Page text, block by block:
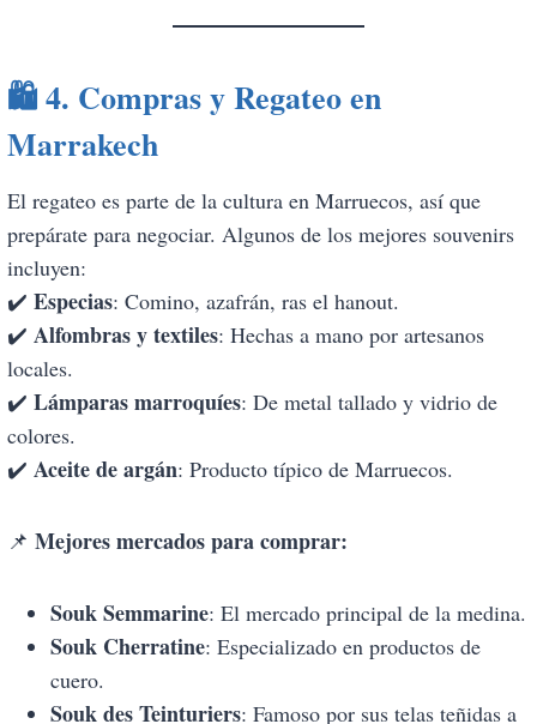
🛍️4. Compras y Regateo en
Marrakech
El regateo es parte de la cultura en Marruecos, así que
prepárate para negociar. Algunos de los mejores souvenirs
incluyen:
✔️Especias: Comino, azafrán, ras el hanout.
✔️ Alfombras y textiles: Hechas a mano por artesanos
locales.
✔️Lámparas marroquíes: De metal tallado y vidrio de
colores.
✔️ Aceite de argán: Producto típico de Marruecos.
📌Mejores mercados para comprar:
Souk Semmarine: El mercado principal de la medina.
Souk Cherratine: Especializado en productos de
cuero.
Souk des Teinturiers: Famoso por sus telas teñidas a